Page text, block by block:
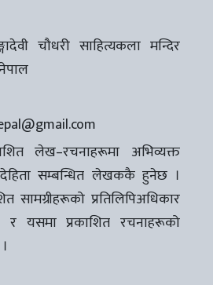
चौधरी साहित्यकला मन्दिर
लेख–रचनाहरूमा अभिव्यक्त
सम्बन्धित लेखककै हुनेछ ।
सामग्रीहरूको प्रतिलिपिअधिकार
यसमा प्रकाशित रचनाहरूको